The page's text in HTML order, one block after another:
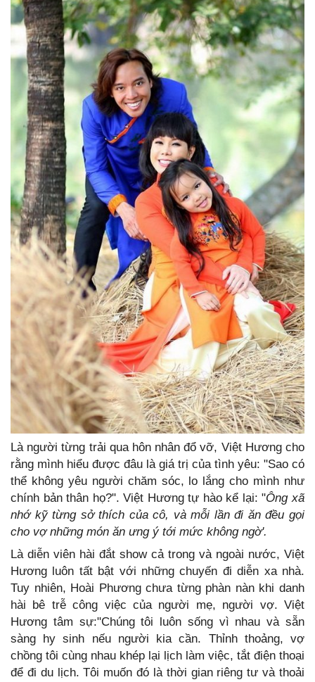
Là người từng trải qua hôn nhân đổ vỡ, Việt Hương cho
rằng mình hiểu được đâu là giá trị của tình yêu: "Sao có
thể không yêu người chăm sóc, lo lắng cho mình như
chính bản thân họ?". Việt Hương tự hào kể lại: "Ông xã
nhớ kỹ từng sở thích của cô, và mỗi lần đi ăn đều gọi
cho vợ những món ăn ưng ý tới mức không ngờ'.
Là diễn viên hài đắt show cả trong và ngoài nước, Việt
Hương luôn tất bật với những chuyến đi diễn xa nhà.
Tuy nhiên, Hoài Phương chưa từng phàn nàn khi danh
hài bê trễ công việc của người mẹ, người vợ. Việt
Hương tâm sự:"Chúng tôi luôn sống vì nhau và sẵn
sàng hy sinh nếu người kia cần. Thỉnh thoảng, vợ
chồng tôi cùng nhau khép lại lịch làm việc, tắt điện thoại
để đi du lịch. Tôi muốn đó là thời gian riêng tư và thoải